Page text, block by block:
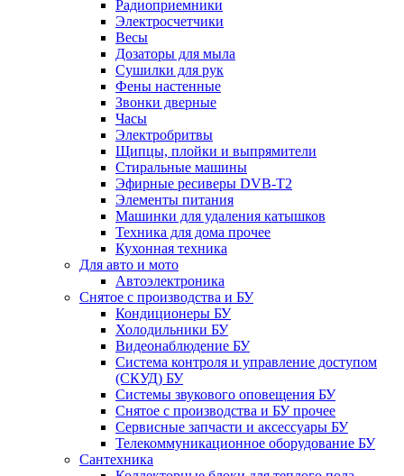
Радиоприемники
Электросчетчики
Весы
Дозаторы для мыла
Сушилки для рук
Фены настенные
Звонки дверные
Часы
Электробритвы
Щипцы, плойки и выпрямители
Стиральные машины
Эфирные ресиверы DVB-T2
Элементы питания
Машинки для удаления катышков
Техника для дома прочее
Кухонная техника
Для авто и мото
Автоэлектроника
Снятое с производства и БУ
Кондиционеры БУ
Холодильники БУ
Видеонаблюдение БУ
Система контроля и управление доступом
(СКУД) БУ
Системы звукового оповещения БУ
Снятое с производства и БУ прочее
Сервисные запчасти и аксессуары БУ
Телекоммуникационное оборудование БУ
Сантехника